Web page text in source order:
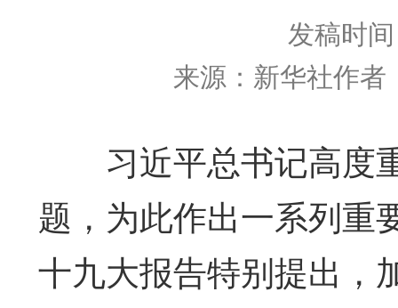
发稿时
来源：新华社作
习近平总书记高度
题，为此作出一系列重
十九大报告特别提出，